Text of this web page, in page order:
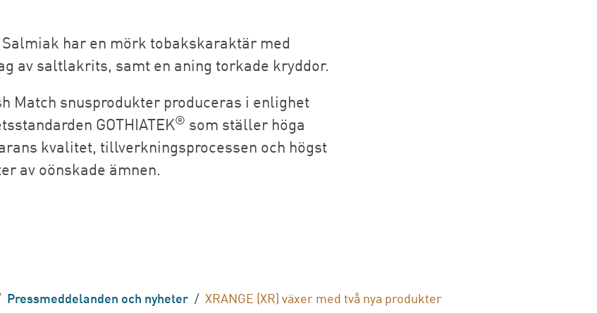
Salmiak har en mörk tobakskaraktär med
av saltlakrits, samt en aning torkade kryddor.
Match snusprodukter produceras i enlighet
GOTHIATEK® som ställer höga
kvalitet, tillverkningsprocessen och högst
av oönskade ämnen.
Pressmeddelanden och nyheter / XRANGE (XR) växer med två nya produkter